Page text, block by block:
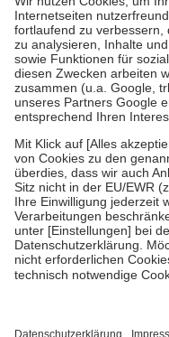
Grundsätzlich leisten
Prozent des Abgabepreises,
höchstens zehn Euro.Es
Kosten der Leistung zu
Diese Regeln gelten
Bei Heilmitteln und
Zuzahlung zehn Prozent
Verordnung.
Um das Engagement der
stärken und die besondere
fallenkeine Zuzahlungen
• Kindern und
mit Ausnahme der
• Untersuchungen zur
GKV getragen werden